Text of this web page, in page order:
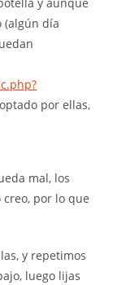
(algún día
por ellas,
mal, los
creo, por lo que
y repetimos
luego lijas